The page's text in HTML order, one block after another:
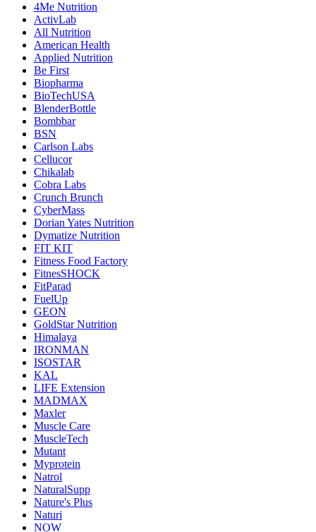
4Me Nutrition
ActivLab
All Nutrition
American Health
Applied Nutrition
Be First
Biopharma
BioTechUSA
BlenderBottle
Bombbar
BSN
Carlson Labs
Cellucor
Chikalab
Cobra Labs
Crunch Brunch
CyberMass
Dorian Yates Nutrition
Dymatize Nutrition
FIT KIT
Fitness Food Factory
FitnesSHOCK
FitParad
FuelUp
GEON
GoldStar Nutrition
Himalaya
IRONMAN
ISOSTAR
KAL
LIFE Extension
MADMAX
Maxler
Muscle Care
MuscleTech
Mutant
Myprotein
Natrol
NaturalSupp
Nature's Plus
Naturi
NOW